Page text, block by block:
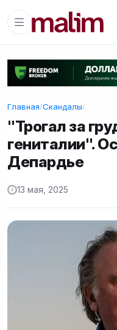
Главная/Скандалы/
"Трогал за
гениталии".
Депардье
13 мая, 2025